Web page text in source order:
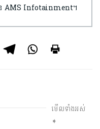
ន្ធនៃ AMS Infotainment។
មើលទាំងអស់
➧